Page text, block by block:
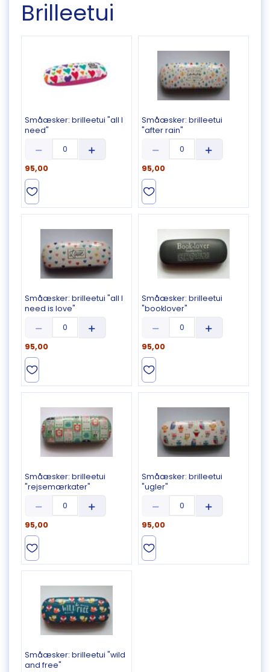
Brilleetui
Småæsker: brilleetui "all I
need"
95,00
Småæsker: brilleetui
"after rain"
95,00
Småæsker: brilleetui "all I
need is love"
95,00
Småæsker: brilleetui
"booklover"
95,00
Småæsker: brilleetui
"rejsemærkater"
95,00
Småæsker: brilleetui
"ugler"
95,00
Småæsker: brilleetui "wild
and free"